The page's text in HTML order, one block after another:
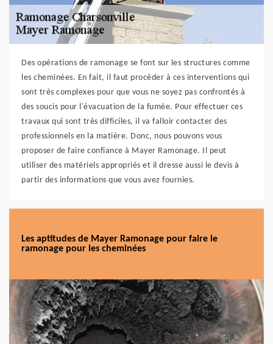
Des opérations de ramonage se font sur les structures comme
les cheminées. En fait, il faut procéder à ces interventions qui
sont très complexes pour que vous ne soyez pas confrontés à
des soucis pour l'évacuation de la fumée. Pour effectuer ces
travaux qui sont très difficiles, il va falloir contacter des
professionnels en la matière. Donc, nous pouvons vous
proposer de faire confiance à Mayer Ramonage. Il peut
utiliser des matériels appropriés et il dresse aussi le devis à
partir des informations que vous avez fournies.
Les aptitudes de Mayer Ramonage pour faire le
ramonage pour les cheminées